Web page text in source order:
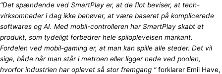
“Det spændende ved SmartPlay er, at de flot beviser, at tech-
virksomheder i dag ikke behøver, at være baseret på komplicerede
softwares og AI. Med mobil-controlleren har SmartPlay skabt et
produkt, som tydeligt forbedrer hele spiloplevelsen markant.
Fordelen ved mobil-gaming er, at man kan spille alle steder. Det vil
sige, både når man står i metroen eller ligger nede ved poolen,
hvorfor industrien har oplevet så stor fremgang ”forklarer Emil Have,